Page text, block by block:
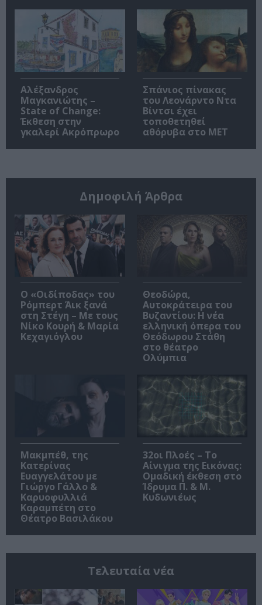
Αλέξανδρος
Μαγκανιώτης –
State of Change:
Έκθεση στην
γκαλερί Ακρόπρωρο
Σπάνιος πίνακας
του Λεονάρντο Ντα
Βίντσι έχει
τοποθετηθεί
αθόρυβα στο MET
Δημοφιλή Άρθρα
O «Οιδίποδας» του
Ρόμπερτ Άικ ξανά
στη Στέγη – Με τους
Νίκο Κουρή & Μαρία
Κεχαγιόγλου
Θεοδώρα,
Αυτοκράτειρα του
Βυζαντίου: Η νέα
ελληνική όπερα του
Θεόδωρου Στάθη
στο θέατρο
Ολύμπια
Μακμπέθ, της
Κατερίνας
Ευαγγελάτου με
Γιώργο Γάλλο &
Καρυοφυλλιά
Καραμπέτη στο
Θέατρο Βασιλάκου
32οι Πλοές – Το
Αίνιγμα της Εικόνας:
Ομαδική έκθεση στο
Ίδρυμα Π. & Μ.
Κυδωνιέως
Τελευταία νέα